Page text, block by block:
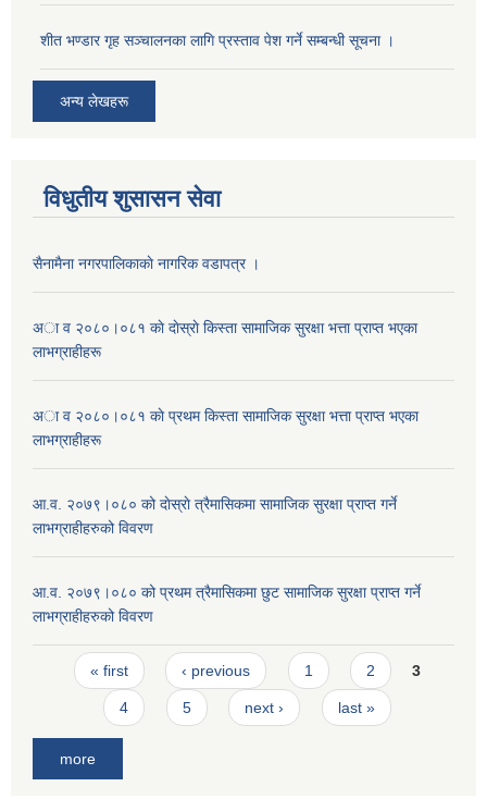
शीत भण्डार गृह सञ्चालनका लागि प्रस्ताव पेश गर्ने सम्बन्धी सूचना ।
अन्य लेखहरू
विधुतीय शुसासन सेवा
सैनामैना नगरपालिकाकाे नागरिक वडापत्र ।
अा व २०८०।०८१ काे दाेस्राे किस्ता सामाजिक सुरक्षा भत्ता प्राप्त भएका
लाभग्राहीहरू
अा व २०८०।०८१ काे प्रथम किस्ता सामाजिक सुरक्षा भत्ता प्राप्त भएका
लाभग्राहीहरू
आ.व. २०७९।०८० को दाेस्राे त्रैमासिकमा सामाजिक सुरक्षा प्राप्त गर्ने
लाभग्राहीहरुको विवरण
आ.व. २०७९।०८० को प्रथम त्रैमासिकमा छुट सामाजिक सुरक्षा प्राप्त गर्ने
लाभग्राहीहरुको विवरण
Pages
« first ‹ previous 1 2 3
4 5 next › last »
more